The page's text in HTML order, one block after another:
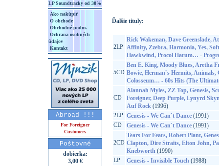
LP Soundtracky od 30%
Ako nakúpiť
O obchode
Obchodné podm.
Ochrana osobných
údajov
Kontakt
Abroad !!!
For Foreigner
Customers
Poštovné
dobierka:
3,00 €
Ďalšie tituly:
2LP
Rick Wakeman, Dave Greenslade,
Affinity, Zzebra, Harmonia, Yes,
Hawkwind, Procol Harum… -
5CD
Ben E. King, Moody Blues, Aretha
Bowie, Herman`s Hermits, Animals,
Colosseum… - 60s Hits (The
CD
Alannah Myles, ZZ Top, Genesis,
Foreigner, Deep Purple, Lynyrd
Auf Rock(1996)
2LP Genesis - We Can`t Dance(1991)
CD
Genesis - We Can`t Dance(1991)
2CD
Tears For Fears, Robert Plant,
Clapton, Dire Straits, Elton John,
Knebworth(1990)
LP
Genesis - Invisible Touch(1988)